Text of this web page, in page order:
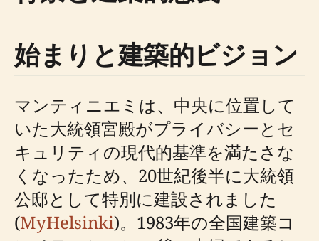
始まりと建築的ビジョン
マンティニエミは、中央に位置して
いた大統領宮殿がプライバシーとセ
キュリティの現代的基準を満たさな
くなったため、20世紀後半に大統領
公邸として特別に建設されました
(MyHelsinki)。1983年の全国建築コ